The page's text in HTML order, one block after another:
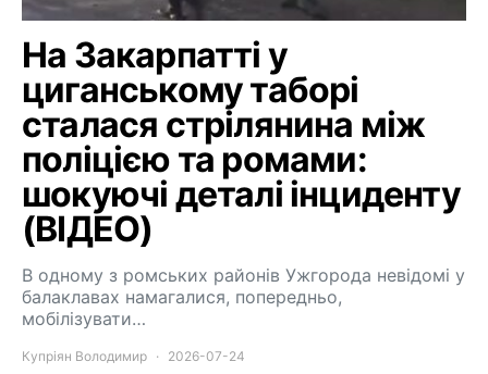
На Закарпатті у
циганському таборі
сталася стрілянина між
поліцією та ромами:
шокуючі деталі інциденту
(ВІДЕО)
В одному з ромських районів Ужгорода невідомі у
балаклавах намагалися, попередньо,
мобілізувати…
Купріян Володимир 2026-07-24